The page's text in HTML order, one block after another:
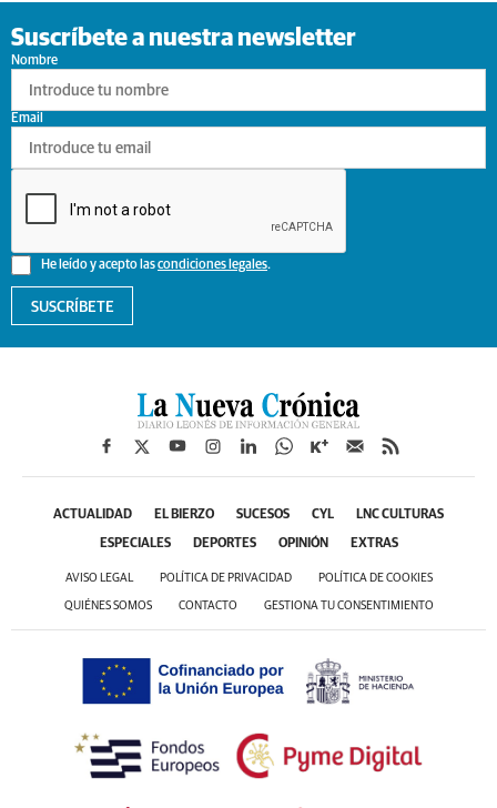
Suscríbete a nuestra newsletter
Nombre
He leído y acepto lascondiciones legales.
Email
SUSCRÍBETE
ACTUALIDAD EL BIERZO SUCESOS CYL LNC CULTURAS
ESPECIALES DEPORTES OPINIÓN EXTRAS
AVISO LEGAL POLÍTICA DE PRIVACIDAD POLÍTICA DE COOKIES
QUIÉNES SOMOS CONTACTO GESTIONA TU CONSENTIMIENTO